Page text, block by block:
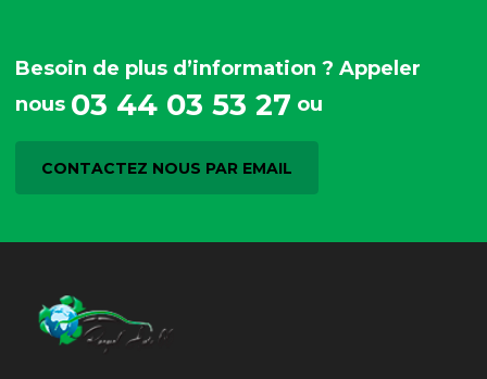
Besoin de plus d’information ? Appeler
nous 03 44 03 53 27 ou
CONTACTEZ NOUS PAR EMAIL